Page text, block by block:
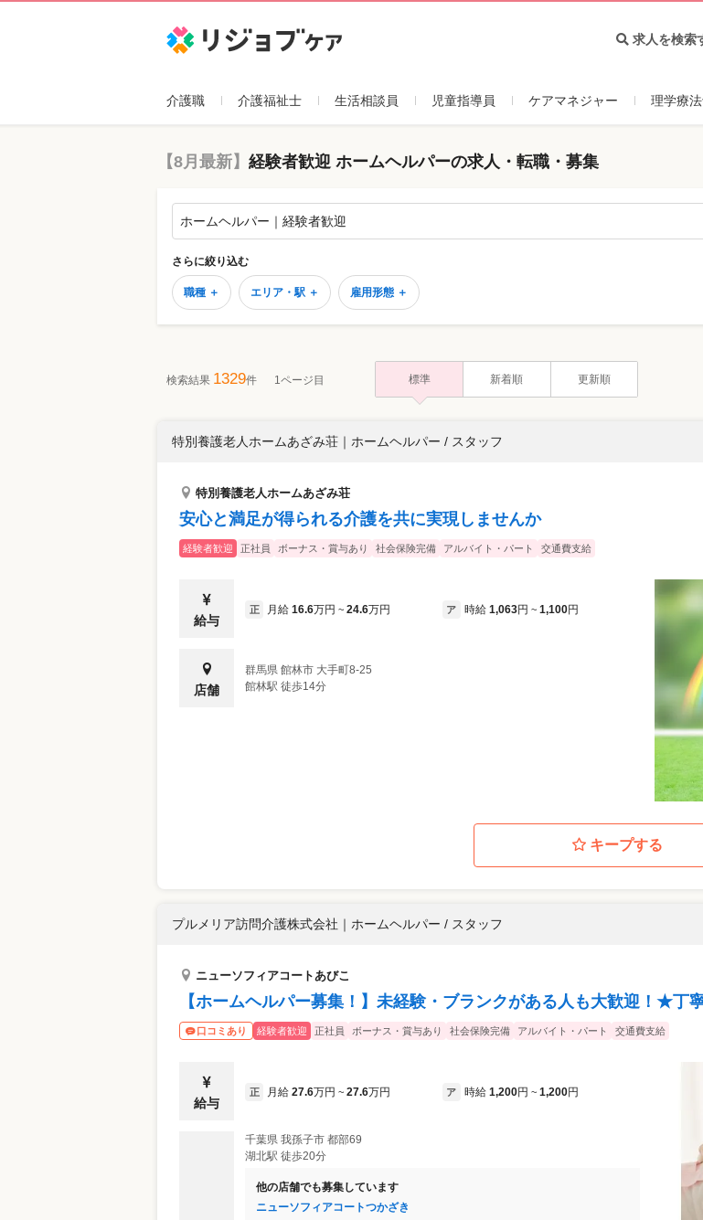
求人を検索
介護職 介護福祉士 生活相談員 児童指導員 ケアマネジャー 理学療
【8月最新】 経験者歓迎 ホームヘルパーの求人・転職・募集
ホームヘルパー｜経験者歓迎
さらに絞り込む
職種 ＋ エリア・駅 ＋ 雇用形態 ＋
検索結果 1329件 1ページ目 標準 新着順 更新順
特別養護老人ホームあざみ荘 ｜ ホームヘルパー / スタッフ
特別養護老人ホームあざみ荘
安心と満足が得られる介護を共に実現しませんか
経験者歓迎 正社員 ボーナス・賞与あり 社会保険完備 アルバイト・パート 交通費支給
給与
正 月給 16.6万円 ~ 24.6万円 ア 時給 1,063円 ~ 1,100円
店舗
群馬県 館林市 大手町8-25
館林駅 徒歩14分
キープする
プルメリア訪問介護株式会社 ｜ ホームヘルパー / スタッフ
ニューソフィアコートあびこ
【ホームヘルパー募集！】未経験・ブランクがある人も大歓迎！★丁
口コミあり 経験者歓迎 正社員 ボーナス・賞与あり 社会保険完備 アルバイト・パート 交通費支給
給与
正 月給 27.6万円 ~ 27.6万円 ア 時給 1,200円 ~ 1,200円
千葉県 我孫子市 都部69
湖北駅 徒歩20分
他の店舗でも募集しています
ニューソフィアコートつかざき